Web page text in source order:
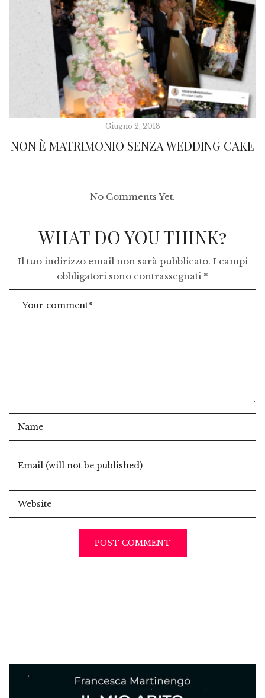
Giugno 2, 2018
NON È MATRIMONIO SENZA WEDDING CAKE
No Comments Yet.
WHAT DO YOU THINK?
Il tuo indirizzo email non sarà pubblicato. I campi
obbligatori sono contrassegnati *